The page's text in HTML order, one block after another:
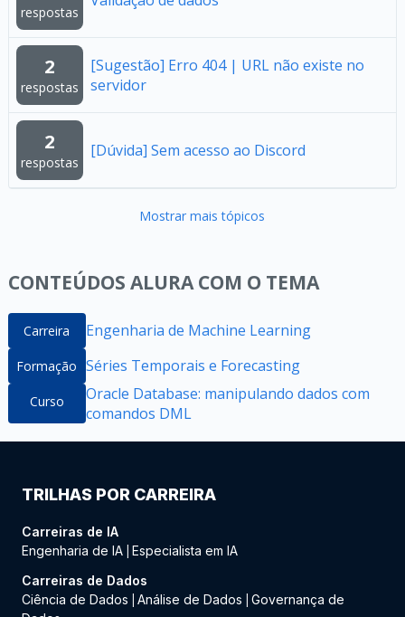
respostas
2
respostas
[Sugestão] Erro 404 | URL não existe no
servidor
2
respostas
[Dúvida] Sem acesso ao Discord
Mostrar mais tópicos
CONTEÚDOS ALURA COM O TEMA
Carreira Engenharia de Machine Learning
Formação Séries Temporais e Forecasting
Curso
Oracle Database: manipulando dados com
comandos DML
TRILHAS POR CARREIRA
Carreiras de IA
Engenharia de IA Especialista em IA
Carreiras de Dados
Ciência de Dados
Análise de Dados
Governança de